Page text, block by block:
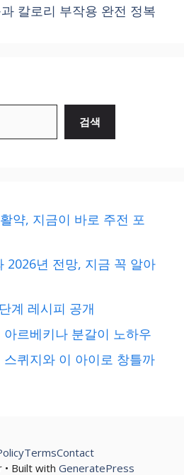
칼로리 부작용 완전 정복
검색
약, 지금이 바로 주전 포
2026년 전망, 지금 꼭 알아
계 레시피 공개
르베키나 분갈이 노하우
퀴지와 이 아이로 창틀까
Built with GeneratePress
TermsContact